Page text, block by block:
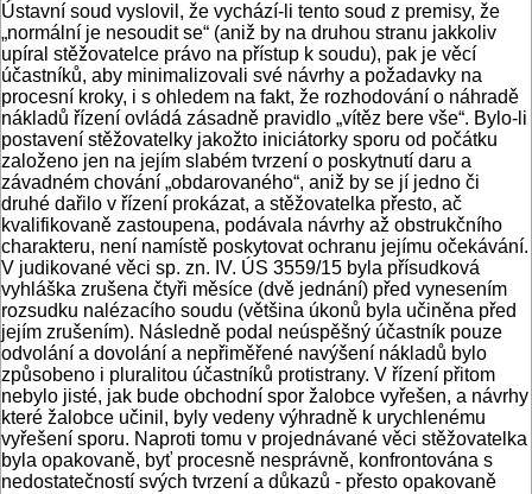
Ústavní soud vyslovil, že vychází-li tento soud z premisy, že
„normální je nesoudit se“ (aniž by na druhou stranu jakkoliv
upíral stěžovatelce právo na přístup k soudu), pak je věcí
účastníků, aby minimalizovali své návrhy a požadavky na
procesní kroky, i s ohledem na fakt, že rozhodování o náhradě
nákladů řízení ovládá zásadně pravidlo „vítěz bere vše“. Bylo-li
postavení stěžovatelky jakožto iniciátorky sporu od počátku
založeno jen na jejím slabém tvrzení o poskytnutí daru a
závadném chování „obdarovaného“, aniž by se jí jedno či
druhé dařilo v řízení prokázat, a stěžovatelka přesto, ač
kvalifikovaně zastoupena, podávala návrhy až obstrukčního
charakteru, není namístě poskytovat ochranu jejímu očekávání.
V judikované věci sp. zn. IV. ÚS 3559/15 byla přísudková
vyhláška zrušena čtyři měsíce (dvě jednání) před vynesením
rozsudku nalézacího soudu (většina úkonů byla učiněna před
jejím zrušením). Následně podal neúspěšný účastník pouze
odvolání a dovolání a nepřiměřené navýšení nákladů bylo
způsobeno i pluralitou účastníků protistrany. V řízení přitom
nebylo jisté, jak bude obchodní spor žalobce vyřešen, a návrhy
které žalobce učinil, byly vedeny výhradně k urychlenému
vyřešení sporu. Naproti tomu v projednávané věci stěžovatelka
byla opakovaně, byť procesně nesprávně, konfrontována s
nedostatečností svých tvrzení a důkazů - přesto opakovaně